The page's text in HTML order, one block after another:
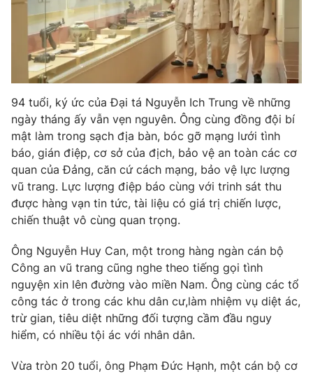
VTV9 VTV8
Liên hệ tòa soạn English
THỜI BÁO VTV
Theo dõi báo trên
Cơ quan báo chí:Thời báo VTV
Giấy phép hoạt động báo in và báo điện tử số 483/GP-BTTTT
cấp ngày 29/12/2023
Tổng Biên tập: Vũ Thanh Thủy
Phó Tổng Biên tập: Nguyễn Thị Mỹ Hạnh, Phạm Quốc Thắng,
Nguyễn Trọng Ninh
Tổng đài VTV: 024.38 355 931 - 024.38 355 932
94 tuổi, ký ức của Đại tá Nguyễn Ich Trung về những
ngày tháng ấy vẫn vẹn nguyên. Ông cùng đồng đội bí
mật làm trong sạch địa bàn, bóc gỡ mạng lưới tình
báo, gián điệp, cơ sở của địch, bảo vệ an toàn các cơ
quan của Đảng, căn cứ cách mạng, bảo vệ lực lượng
vũ trang. Lực lượng điệp báo cùng với trinh sát thu
được hàng vạn tin tức, tài liệu có giá trị chiến lược,
chiến thuật vô cùng quan trọng.
Ông Nguyễn Huy Can, một trong hàng ngàn cán bộ
Công an vũ trang cũng nghe theo tiếng gọi tình
nguyện xin lên đường vào miền Nam. Ông cùng các tổ
công tác ở trong các khu dân cư,làm nhiệm vụ diệt ác,
trừ gian, tiêu diệt những đối tượng cầm đầu nguy
hiểm, có nhiều tội ác với nhân dân.
Vừa tròn 20 tuổi, ông Phạm Đức Hạnh, một cán bộ cơ